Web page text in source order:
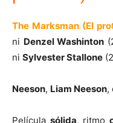
The Marksman (El
ni Denzel Washinton
ni Sylvester Stallone
Neeson, Liam Neeson,
Película sólida, ritmo